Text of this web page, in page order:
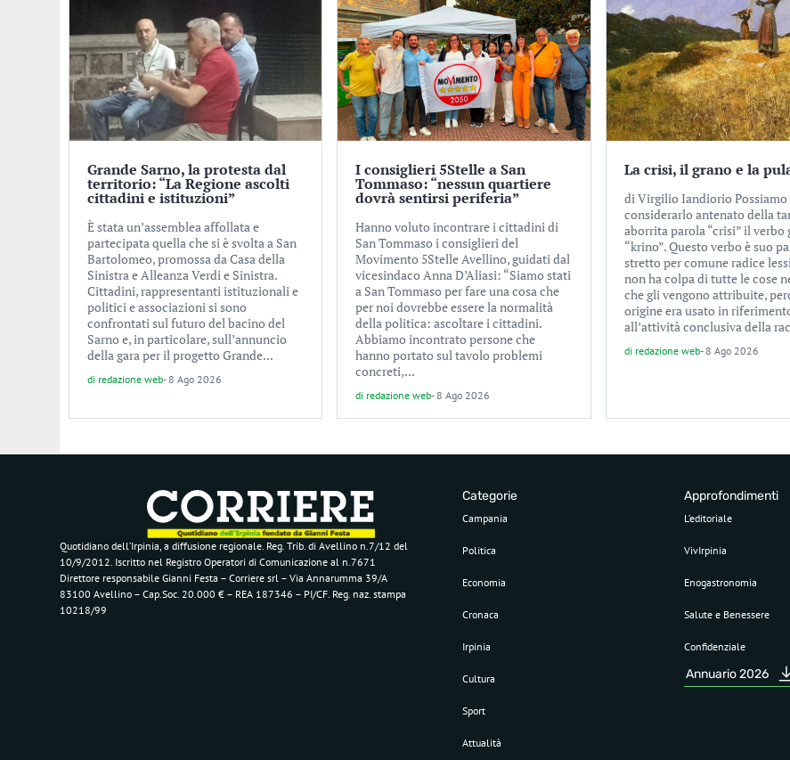
Grande Sarno, la protesta dal
territorio: “La Regione ascolti
cittadini e istituzioni”
È stata un’assemblea affollata e
partecipata quella che si è svolta a San
Bartolomeo, promossa da Casa della
Sinistra e Alleanza Verdi e Sinistra.
Cittadini, rappresentanti istituzionali e
politici e associazioni si sono
confrontati sul futuro del bacino del
Sarno e, in particolare, sull’annuncio
della gara per il progetto Grande...
di redazione web- 8 Ago 2026
I consiglieri 5Stelle a San
Tommaso: “nessun quartiere
dovrà sentirsi periferia”
Hanno voluto incontrare i cittadini di
San Tommaso i consiglieri del
Movimento 5Stelle Avellino, guidati dal
vicesindaco Anna D’Aliasi: “Siamo stati
a San Tommaso per fare una cosa che
per noi dovrebbe essere la normalità
della politica: ascoltare i cittadini.
Abbiamo incontrato persone che
hanno portato sul tavolo problemi
concreti,...
di redazione web- 8 Ago 2026
La crisi, il grano e la
di Virgilio Iandiorio Possiamo
considerarlo antenato della
aborrita parola “crisi” il verbo
“krino”. Questo verbo è suo
stretto per comune radice
non ha colpa di tutte le cose
che gli vengono attribuite,
origine era usato in
all’attività conclusiva della
di redazione web- 8 Ago 2026
Quotidiano dell’Irpinia, a diffusione regionale. Reg. Trib. di Avellino n.7/12 del
10/9/2012. Iscritto nel Registro Operatori di Comunicazione al n.7671
Direttore responsabile Gianni Festa – Corriere srl – Via Annarumma 39/A
83100 Avellino – Cap.Soc. 20.000 € – REA 187346 – PI/CF. Reg. naz. stampa
10218/99
Categorie
Campania
Politica
Economia
Cronaca
Irpinia
Cultura
Sport
Attualità
Approfondimenti
L’editoriale
VivIrpinia
Enogastronomia
Salute e Benessere
Confidenziale
Annuario 2026